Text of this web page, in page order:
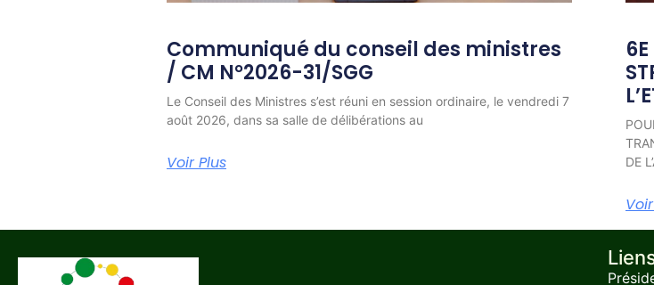
Communiqué du conseil des ministres
/ CM N°2026-31/SGG
Le Conseil des Ministres s’est réuni en session ordinaire, le vendredi 7
août 2026, dans sa salle de délibérations au
Voir Plus
DE